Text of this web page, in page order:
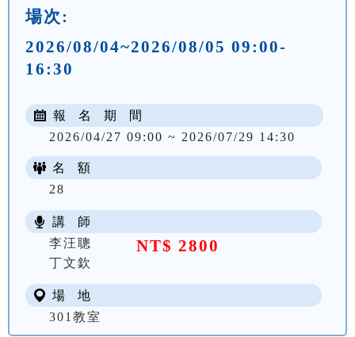
場次:
2026/08/04~2026/08/05 09:00-
16:30
NT$ 2800
報 名 期 間
2026/04/27 09:00 ~ 2026/07/29 14:30
名 額
28
講 師
李汪聰
丁文欽
場 地
301教室